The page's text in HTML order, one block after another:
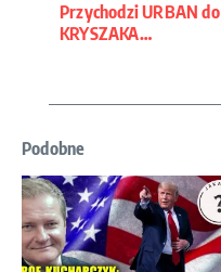
Przychodzi URBAN do
KRYSZAKA…
Podobne